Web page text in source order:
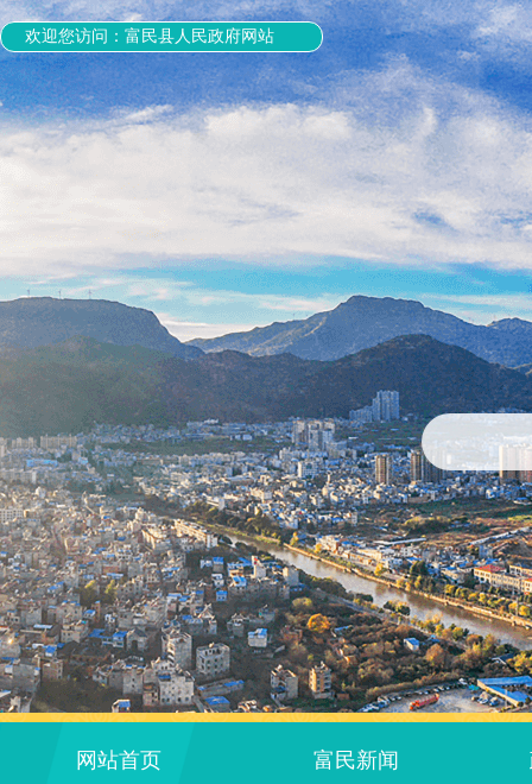
欢迎您访问：富民县人民政府网站
网站首页 富民新闻